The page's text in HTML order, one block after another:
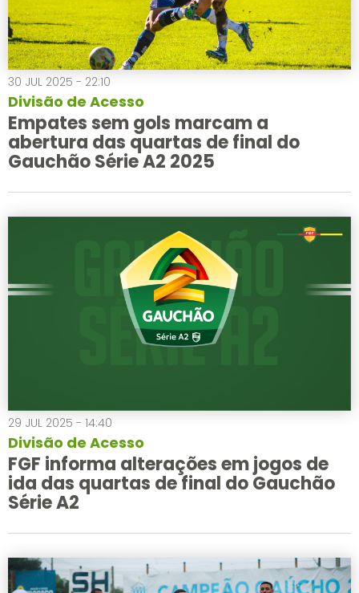
30 JUL 2025 - 22:10
Divisão de Acesso
Empates sem gols marcam a
abertura das quartas de final do
Gauchão Série A2 2025
29 JUL 2025 - 14:40
Divisão de Acesso
FGF informa alterações em jogos de
ida das quartas de final do Gauchão
Série A2